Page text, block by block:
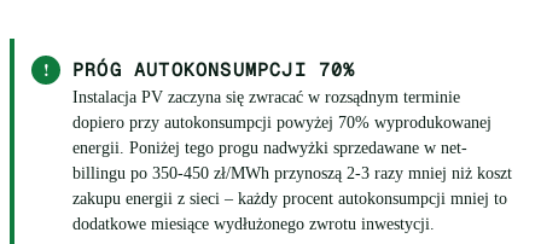
! PRÓG AUTOKONSUMPCJI 70%
Instalacja PV zaczyna się zwracać w rozsądnym terminie
dopiero przy autokonsumpcji powyżej 70% wyprodukowanej
energii. Poniżej tego progu nadwyżki sprzedawane w net-
billingu po 350-450 zł/MWh przynoszą 2-3 razy mniej niż koszt
zakupu energii z sieci – każdy procent autokonsumpcji mniej to
dodatkowe miesiące wydłużonego zwrotu inwestycji.